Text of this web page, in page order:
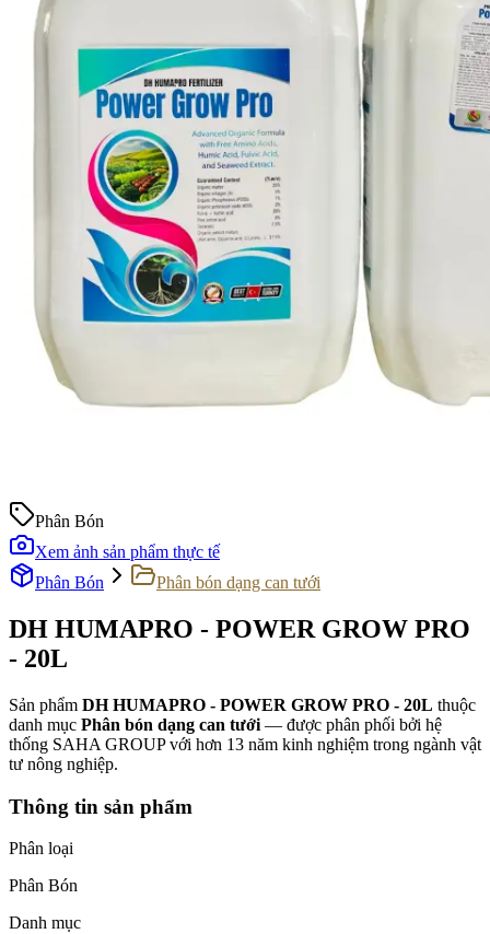
Phân Bón
Xem ảnh sản phẩm thực tế
Phân Bón
Phân bón dạng can tưới
DH HUMAPRO - POWER GROW PRO
- 20L
Sản phẩm DH HUMAPRO - POWER GROW PRO - 20L thuộc
danh mục Phân bón dạng can tưới — được phân phối bởi hệ
thống SAHA GROUP với hơn 13 năm kinh nghiệm trong ngành vật
tư nông nghiệp.
Thông tin sản phẩm
Phân loại
Phân Bón
Danh mục